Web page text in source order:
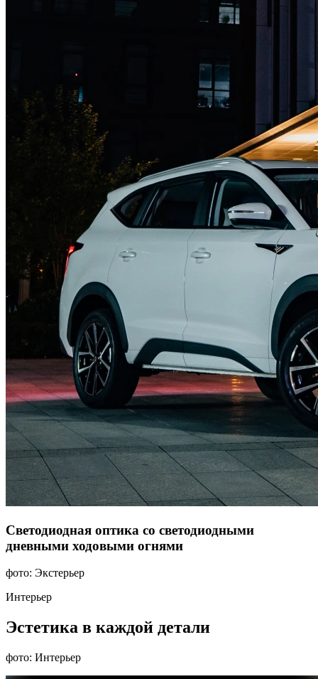
Светодиодная оптика со светодиодными
дневными ходовыми огнями
фото: Экстерьер
Интерьер
Эстетика в каждой детали
фото: Интерьер